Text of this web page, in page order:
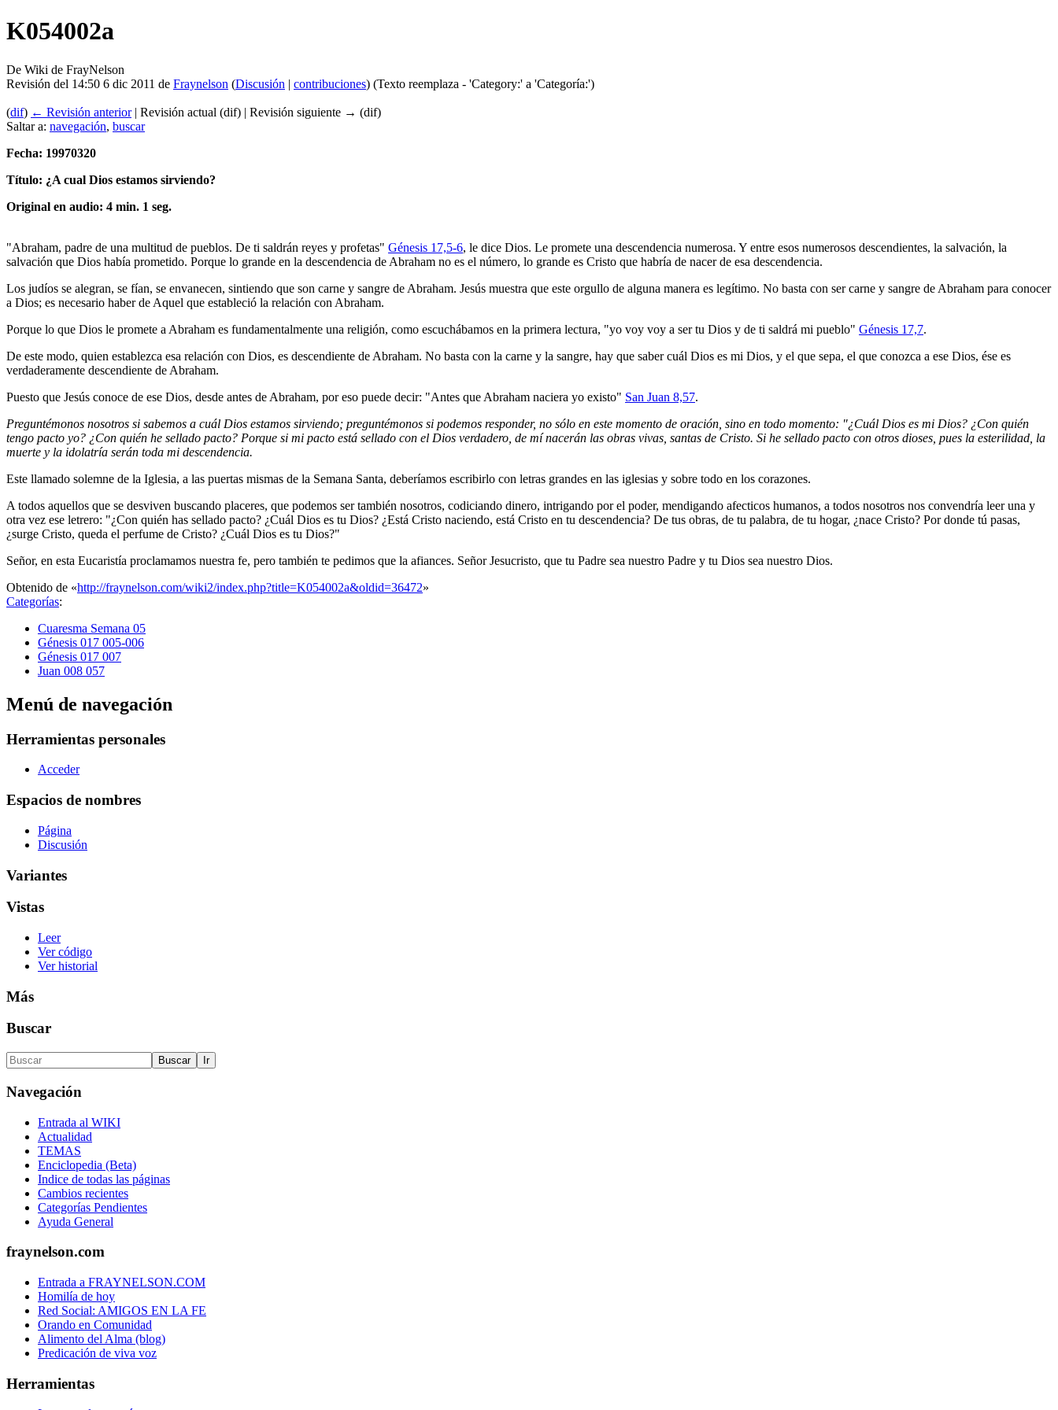
K054002a
De Wiki de FrayNelson
Revisión del 14:50 6 dic 2011 de Fraynelson (Discusión | contribuciones) (Texto reemplaza - 'Category:' a 'Categoría:')
(dif) ← Revisión anterior| Revisión actual (dif) | Revisión siguiente → (dif)
Saltar a: navegación, buscar
Fecha: 19970320
Título: ¿A cual Dios estamos sirviendo?
Original en audio: 4 min. 1 seg.
"Abraham, padre de una multitud de pueblos. De ti saldrán reyes y profetas" Génesis 17,5-6, le dice Dios. Le promete una descendencia numerosa. Y entre esos numerosos descendientes, la salvación, la
salvación que Dios había prometido. Porque lo grande en la descendencia de Abraham no es el número, lo grande es Cristo que habría de nacer de esa descendencia.
Los judíos se alegran, se fían, se envanecen, sintiendo que son carne y sangre de Abraham. Jesús muestra que este orgullo de alguna manera es legítimo. No basta con ser carne y sangre de Abraham para conocer
a Dios; es necesario haber de Aquel que estableció la relación con Abraham.
Porque lo que Dios le promete a Abraham es fundamentalmente una religión, como escuchábamos en la primera lectura, "yo voy voy a ser tu Dios y de ti saldrá mi pueblo" Génesis 17,7.
De este modo, quien establezca esa relación con Dios, es descendiente de Abraham. No basta con la carne y la sangre, hay que saber cuál Dios es mi Dios, y el que sepa, el que conozca a ese Dios, ése es
verdaderamente descendiente de Abraham.
Puesto que Jesús conoce de ese Dios, desde antes de Abraham, por eso puede decir: "Antes que Abraham naciera yo existo" San Juan 8,57.
Preguntémonos nosotros si sabemos a cuál Dios estamos sirviendo; preguntémonos si podemos responder, no sólo en este momento de oración, sino en todo momento: "¿Cuál Dios es mi Dios? ¿Con quién
tengo pacto yo? ¿Con quién he sellado pacto? Porque si mi pacto está sellado con el Dios verdadero, de mí nacerán las obras vivas, santas de Cristo. Si he sellado pacto con otros dioses, pues la esterilidad, la
muerte y la idolatría serán toda mi descendencia.
Este llamado solemne de la Iglesia, a las puertas mismas de la Semana Santa, deberíamos escribirlo con letras grandes en las iglesias y sobre todo en los corazones.
A todos aquellos que se desviven buscando placeres, que podemos ser también nosotros, codiciando dinero, intrigando por el poder, mendigando afecticos humanos, a todos nosotros nos convendría leer una y
otra vez ese letrero: "¿Con quién has sellado pacto? ¿Cuál Dios es tu Dios? ¿Está Cristo naciendo, está Cristo en tu descendencia? De tus obras, de tu palabra, de tu hogar, ¿nace Cristo? Por donde tú pasas,
¿surge Cristo, queda el perfume de Cristo? ¿Cuál Dios es tu Dios?"
Señor, en esta Eucaristía proclamamos nuestra fe, pero también te pedimos que la afiances. Señor Jesucristo, que tu Padre sea nuestro Padre y tu Dios sea nuestro Dios.
Obtenido de «http://fraynelson.com/wiki2/index.php?title=K054002a&oldid=36472»
Categorías:
Cuaresma Semana 05
Génesis 017 005-006
Génesis 017 007
Juan 008 057
Menú de navegación
Herramientas personales
Acceder
Espacios de nombres
Página
Discusión
Variantes
Vistas
Leer
Ver código
Ver historial
Más
Buscar
Navegación
Entrada al WIKI
Actualidad
TEMAS
Enciclopedia (Beta)
Indice de todas las páginas
Cambios recientes
Categorías Pendientes
Ayuda General
fraynelson.com
Entrada a FRAYNELSON.COM
Homilía de hoy
Red Social: AMIGOS EN LA FE
Orando en Comunidad
Alimento del Alma (blog)
Predicación de viva voz
Herramientas